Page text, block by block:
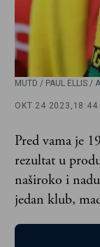
MUTD / PAUL ELLIS /
OKT 24 2023, 18:44
Pred vama je
rezultat u
naširoko i
jedan klub,